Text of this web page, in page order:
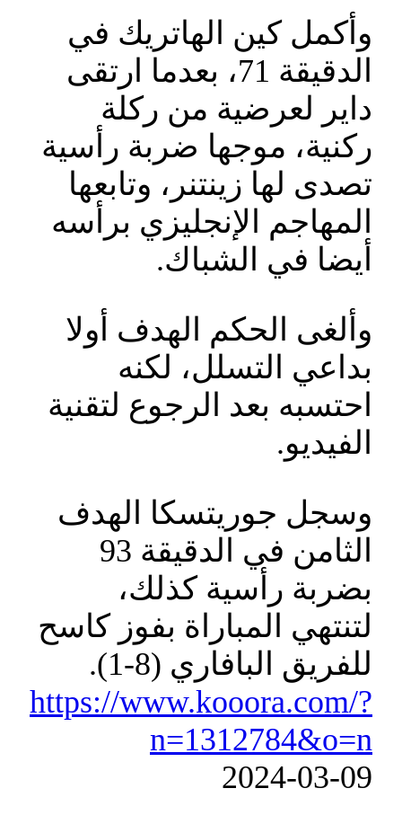
وأكمل كين الهاتريك في
الدقيقة 71، بعدما ارتقى
داير لعرضية من ركلة
ركنية، موجها ضربة رأسية
تصدى لها زينتنر، وتابعها
المهاجم الإنجليزي برأسه
أيضا في الشباك.
وألغى الحكم الهدف أولا
بداعي التسلل، لكنه
احتسبه بعد الرجوع لتقنية
الفيديو.
وسجل جوريتسكا الهدف
الثامن في الدقيقة 93
بضربة رأسية كذلك،
لتنتهي المباراة بفوز كاسح
للفريق البافاري (8-1).
https://www.kooora.com/?
n=1312784&o=n
‎2024-‎03-‎09